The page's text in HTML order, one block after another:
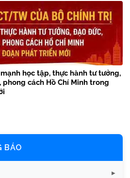
học tập, thực hành tư tưởng,
cách Hồ Chí Minh trong
BÁO